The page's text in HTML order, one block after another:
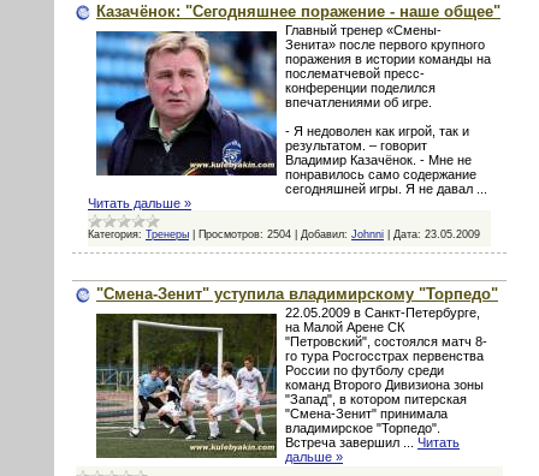
Казачёнок: "Сегодняшнее поражение - наше общее"
Главный тренер «Смены-
Зенита» после первого крупного
поражения в истории команды на
послематчевой пресс-
конференции поделился
впечатлениями об игре.
- Я недоволен как игрой, так и
результатом. – говорит
Владимир Казачёнок. - Мне не
понравилось само содержание
сегодняшней игры. Я не давал
Читать дальше »
Категория: Тренеры Просмотров: 2504 Добавил: Johnni Дата: 23.05.2009
"Смена-Зенит" уступила владимирскому "Торпедо"
22.05.2009 в Санкт-Петербурге,
на Малой Арене СК
"Петровский", состоялся матч 8-
го тура Росгосстрах первенства
России по футболу среди
команд Второго Дивизиона зоны
"Запад", в котором питерская
"Смена-Зенит" принимала
владимирское "Торпедо".
Встреча завершил
Читать
дальше »